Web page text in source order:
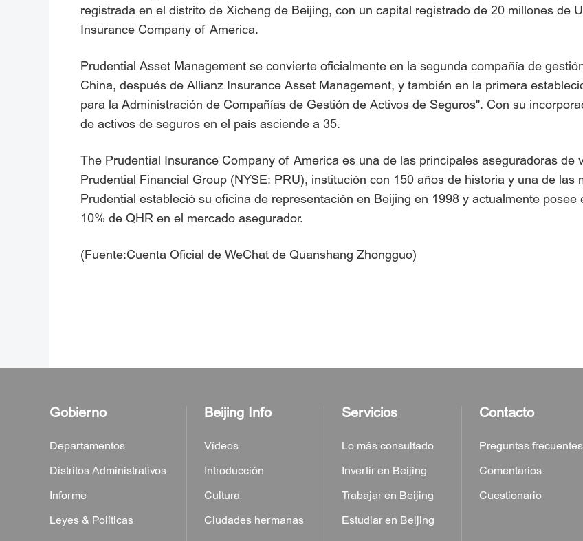
registrada en el distrito de Xicheng de Beijing, con un capital registrado de 20 millones de
Insurance Company of America.
Prudential Asset Management se convierte oficialmente en la segunda compañía de
China, después de Allianz Insurance Asset Management, y también en la primera
para la Administración de Compañías de Gestión de Activos de Seguros". Con su
de activos de seguros en el país asciende a 35.
The Prudential Insurance Company of America es una de las principales aseguradoras
Prudential Financial Group (NYSE: PRU), institución con 150 años de historia y una de las
Prudential estableció su oficina de representación en Beijing en 1998 y actualmente
10% de QHR en el mercado asegurador.
(Fuente:Cuenta Oficial de WeChat de Quanshang Zhongguo)
Gobierno
Departamentos
Distritos Administrativos
Informe
Leyes & Políticas
Beijing Info
Vídeos
Introducción
Cultura
Ciudades hermanas
Servicios
Lo más consultado
Invertir en Beijing
Trabajar en Beijing
Estudiar en Beijing
Contacto
Preguntas frecuentes
Comentarios
Cuestionario